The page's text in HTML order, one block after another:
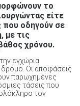
το
είτε
που οδηγούν σε
με τις
χρόνου.
εγχώρια
δρόμο. Οι αποφάσεις
παρωχημένες
τάσεις που
τον